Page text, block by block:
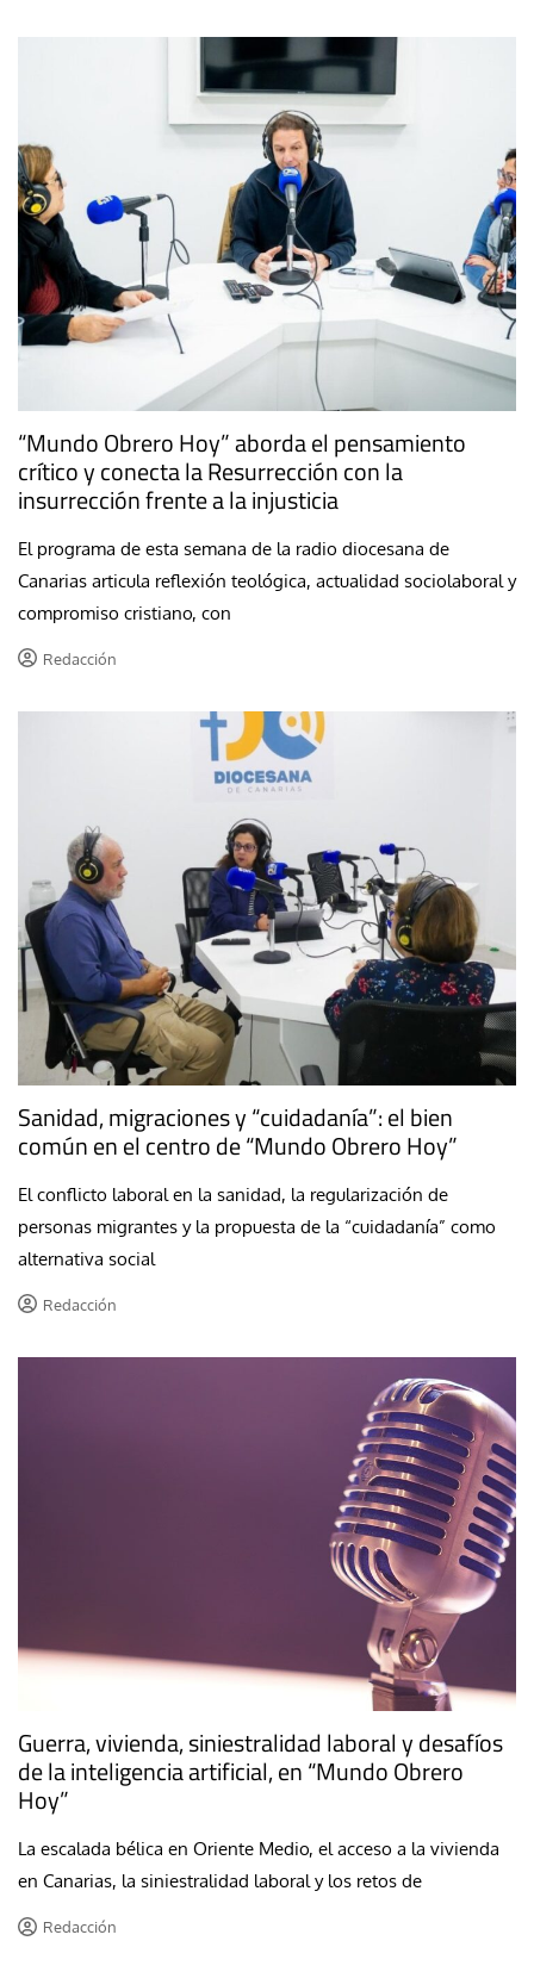
“Mundo Obrero Hoy” aborda el pensamiento
crítico y conecta la Resurrección con la
insurrección frente a la injusticia
El programa de esta semana de la radio diocesana de
Canarias articula reflexión teológica, actualidad sociolaboral y
compromiso cristiano, con
Redacción
Sanidad, migraciones y “cuidadanía”: el bien
común en el centro de “Mundo Obrero Hoy”
El conflicto laboral en la sanidad, la regularización de
personas migrantes y la propuesta de la “cuidadanía” como
alternativa social
Redacción
Guerra, vivienda, siniestralidad laboral y desafíos
de la inteligencia artificial, en “Mundo Obrero
Hoy”
La escalada bélica en Oriente Medio, el acceso a la vivienda
en Canarias, la siniestralidad laboral y los retos de
Redacción